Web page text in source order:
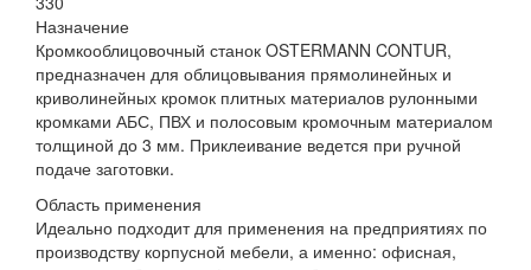
Назначение
Кромкооблицовочный станок OSTERMANN CONTUR,
предназначен для облицовывания прямолинейных и
криволинейных кромок плитных материалов рулонными
кромками АБС, ПВХ и полосовым кромочным материалом
толщиной до 3 мм. Приклеивание ведется при ручной
подаче заготовки.
Область применения
Идеально подходит для применения на предприятиях по
производству корпусной мебели, а именно: офисная,